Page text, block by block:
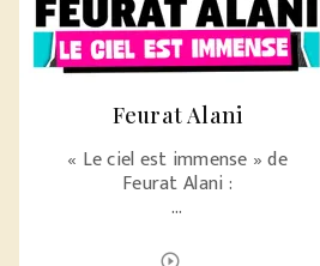
Feurat Alani
« Le ciel est immense » de
Feurat Alani :
…
play_circle_outline